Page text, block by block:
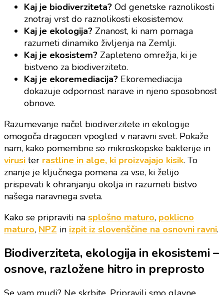
Kaj je biodiverziteta? Od genetske raznolikosti
znotraj vrst do raznolikosti ekosistemov.
Kaj je ekologija? Znanost, ki nam pomaga
razumeti dinamiko življenja na Zemlji.
Kaj je ekosistem? Zapleteno omrežja, ki je
bistveno za biodiverziteto.
Kaj je ekoremediacija? Ekoremediacija
dokazuje odpornost narave in njeno sposobnost
obnove.
Razumevanje načel biodiverzitete in ekologije
omogoča dragocen vpogled v naravni svet. Pokaže
nam, kako pomembne so mikroskopske bakterije in
virusi ter rastline in alge, ki proizvajajo kisik. To
znanje je ključnega pomena za vse, ki želijo
prispevati k ohranjanju okolja in razumeti bistvo
našega naravnega sveta.
Kako se pripraviti na splošno maturo, poklicno
maturo, NPZ in izpit iz slovenščine na osnovni ravni.
Biodiverziteta, ekologija in ekosistemi –
osnove, razložene hitro in preprosto